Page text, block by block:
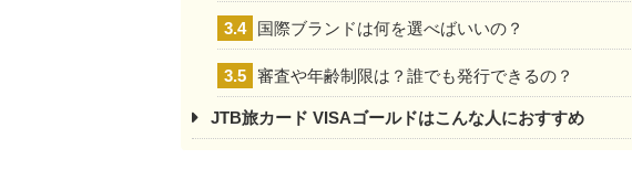
3.4 国際ブランドは何を選べばいいの？
3.5 審査や年齢制限は？誰でも発行できるの？
JTB旅カード VISAゴールドはこんな人におすすめ